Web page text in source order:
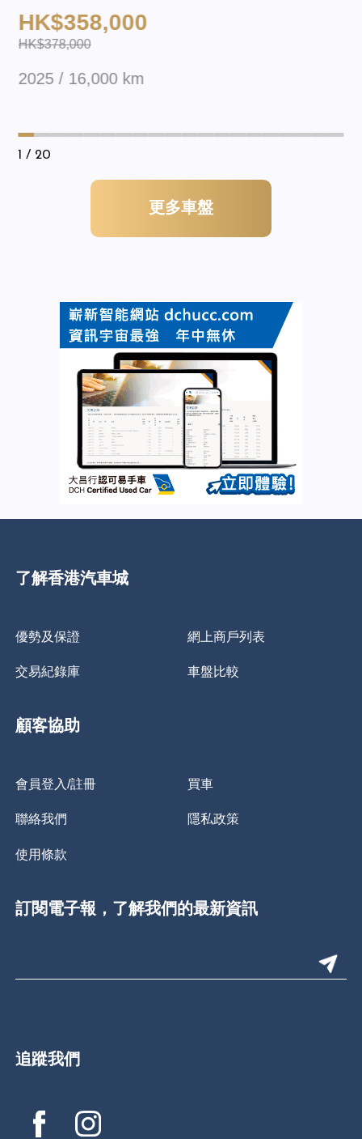
HK$358,000
HK$378,000
2025 / 16,000 km
1 / 20
更多車盤
了解香港汽車城
優勢及保證 網上商戶列表
交易紀錄庫 車盤比較
顧客協助
會員登入/註冊 買車
聯絡我們 隱私政策
使用條款
訂閱電子報，了解我們的最新資訊
追蹤我們